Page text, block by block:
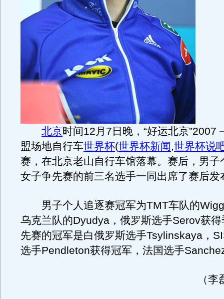
北京时间12月7日晚，“好运北京”2007
盟场地自行车世界杯(世界杯新闻,世界杯说
赛，在北京老山自行车馆落幕。赛后，男子
女子争先赛的前三名选手一同出席了赛后发
男子个人追逐赛冠军为TMT车队的
乌克兰队的Dyudya，俄罗斯选手Serov获
先赛的冠军是白俄罗斯选手Tsylinskaya，
选手Pendleton获得冠军，法国选手
（